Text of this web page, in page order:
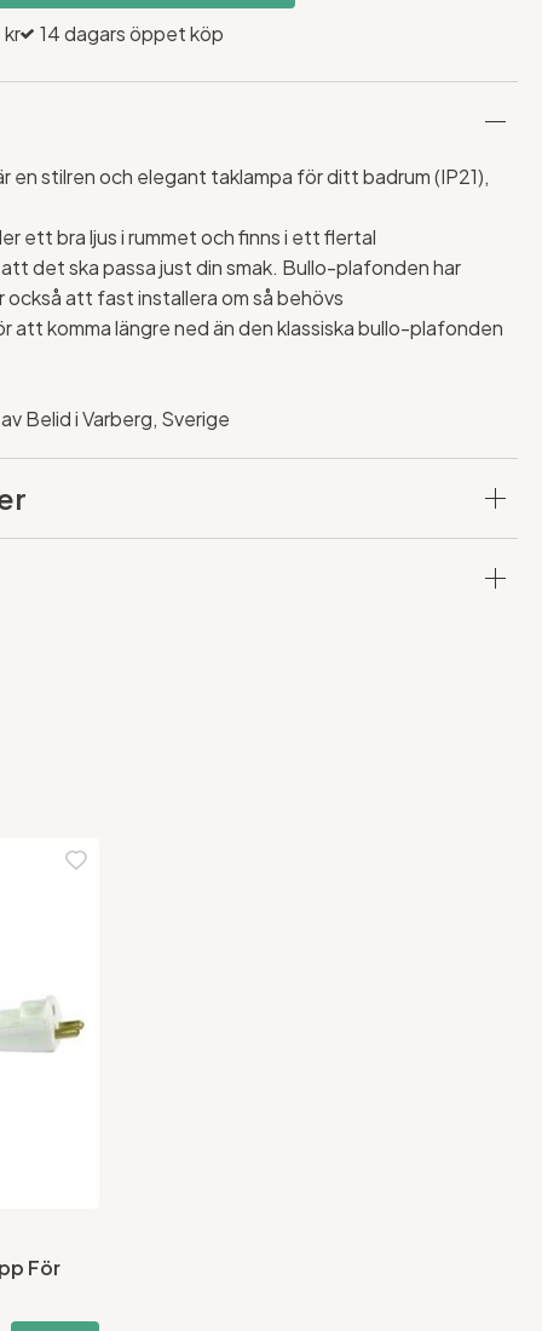
kr 14 dagars öppet köp
en stilren och elegant taklampa för ditt badrum (IP21),
ett bra ljus i rummet och finns i ett flertal
det ska passa just din smak. Bullo-plafonden har
ocksåatt fast installera om så behövs
att komma längre ned än den klassiska bullo-plafonden
Belid i Varberg, Sverige
För